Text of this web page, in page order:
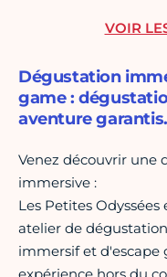
Dégustation
game :
aventure garantis.
Venez découvrir une
immersive :
Les Petites
atelier de
immersif et d'escape
VOIR